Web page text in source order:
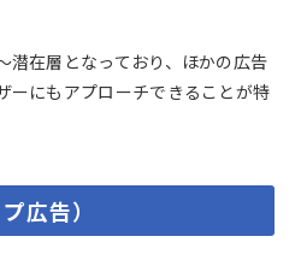
潜在層となっており、ほかの広告
ーにもアプローチできることが特
広告）